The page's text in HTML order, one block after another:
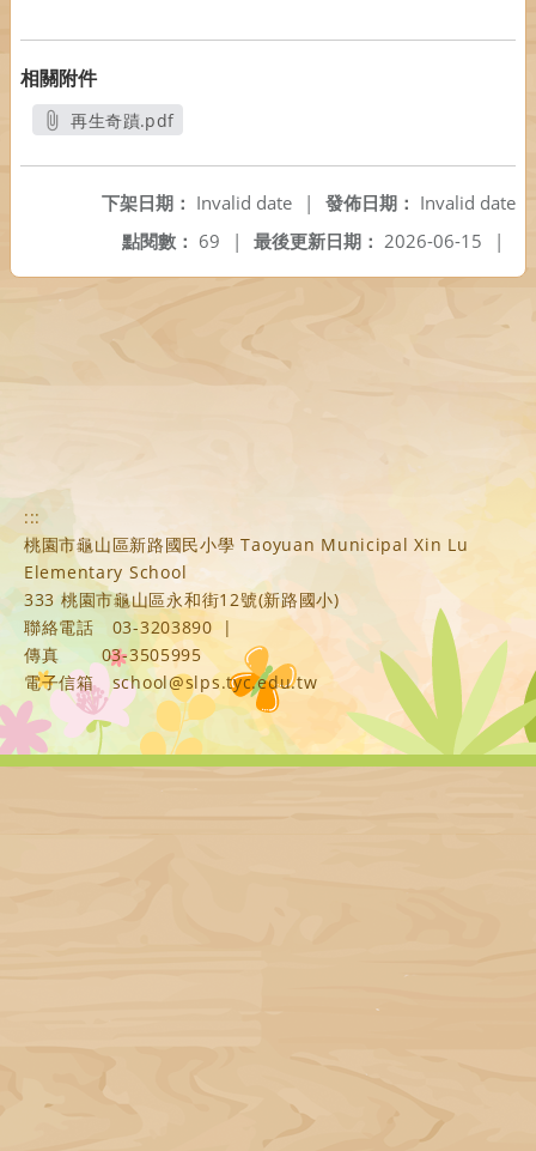
相關附件
再生奇蹟.pdf
發佈日期： Invalid date
下架日期： Invalid date
|
最後更新日期： 2026-06-15 |
點閱數： 69 |
:::
桃園市龜山區新路國民小學 Taoyuan Municipal Xin Lu
Elementary School
333 桃園市龜山區永和街12號(新路國小)
聯絡電話
03-3203890
|
傳真
03-3505995
電子信箱
school@slps.tyc.edu.tw